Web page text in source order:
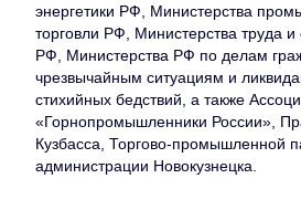
энергетики РФ, Министерства
торговли РФ, Министерства труда
РФ, Министерства РФ по делам
чрезвычайным ситуациям и
стихийных бедствий, а также
«Горнопромышленники России»,
Кузбасса, Торгово-промышленной
администрации Новокузнецка.